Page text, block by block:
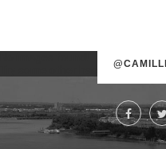
Try some other hashtag or